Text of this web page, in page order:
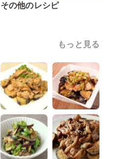
その他のレシピ
もっと見る